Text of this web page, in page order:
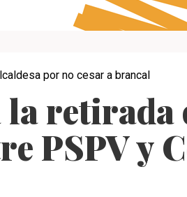
la
PSPV y
por no cesar a brancal